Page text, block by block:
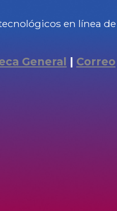
en línea de
General | Correo